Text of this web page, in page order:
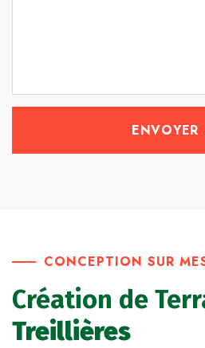
ENVOYER
CONCEPTION SUR
Création de
Treillières